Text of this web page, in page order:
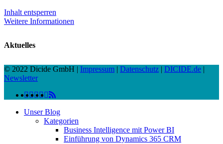
Inhalt entsperren
Weitere Informationen
Aktuelles
© 2022 Dicide GmbH | Impressum | Datenschutz | DICIDE.de |
Newsletter
twitter
facebook
linkedinyoutube
RSS
instagram
spotify
vk
Close
Unser Blog
Kategorien
Business Intelligence mit Power BI
Einführung von Dynamics 365 CRM